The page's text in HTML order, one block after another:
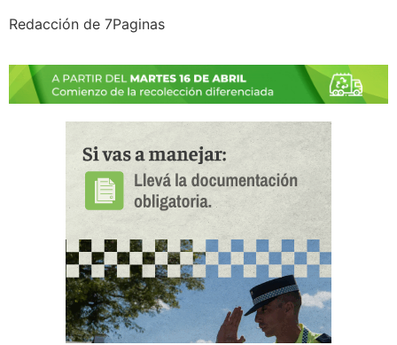
Redacción de 7Paginas